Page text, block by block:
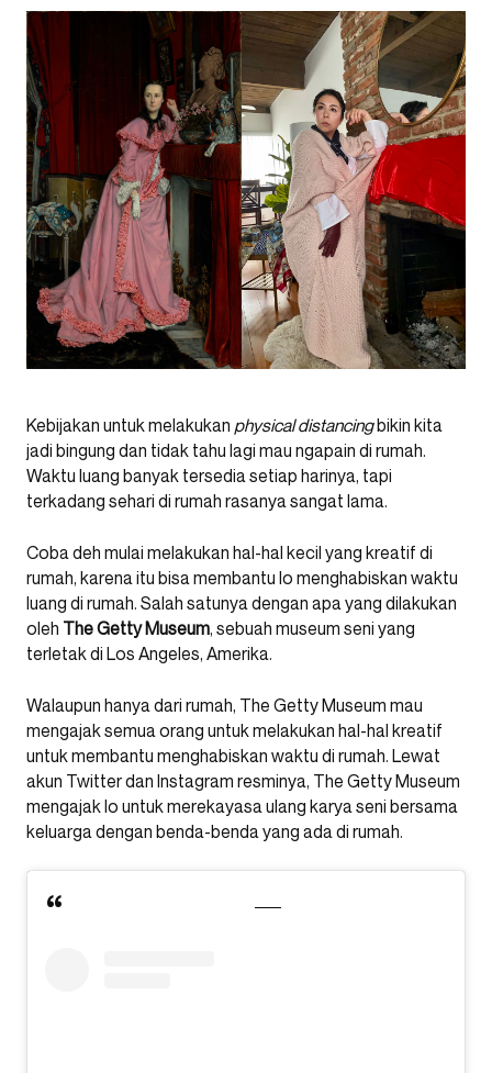
Kebijakan untuk melakukan physical distancingbikin kita
jadi bingung dan tidak tahu lagi mau ngapain di rumah.
Waktu luang banyak tersedia setiap harinya, tapi
terkadang sehari di rumah rasanya sangat lama.
Coba deh mulai melakukan hal-hal kecil yang kreatif di
rumah, karena itu bisa membantu lo menghabiskan waktu
luang di rumah. Salah satunya dengan apa yang dilakukan
oleh The Getty Museum, sebuah museum seni yang
terletak di Los Angeles, Amerika.
Walaupun hanya dari rumah, The Getty Museum mau
mengajak semua orang untuk melakukan hal-hal kreatif
untuk membantu menghabiskan waktu di rumah. Lewat
akun Twitter dan Instagram resminya, The Getty Museum
mengajak lo untuk merekayasa ulang karya seni bersama
keluarga dengan benda-benda yang ada di rumah.